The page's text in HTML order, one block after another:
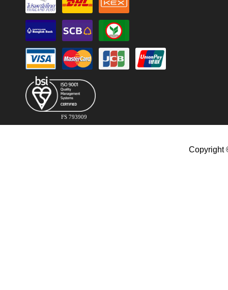
FS 793909
Copyright